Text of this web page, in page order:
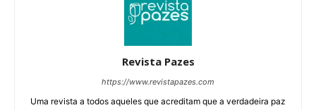
Revista Pazes
https://www.revistapazes.com
Uma revista a todos aqueles que acreditam que a verdadeira paz